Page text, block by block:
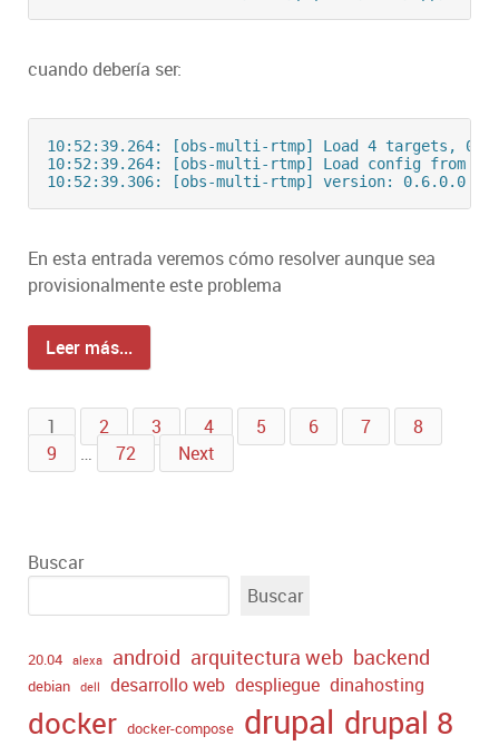
cuando debería ser:
10:52:39.264: [obs-multi-rtmp] Load 4 targets, 0
10:52:39.264: [obs-multi-rtmp] Load config from /
En esta entrada veremos cómo resolver aunque sea
provisionalmente este problema
Leer más...
1 2 3 4 5 6 7
8
9
… 72 Next
Buscar
Buscar
20.04 alexa android arquitectura web backend
debian dell desarrollo web despliegue dinahosting
docker docker-compose drupal drupal 8